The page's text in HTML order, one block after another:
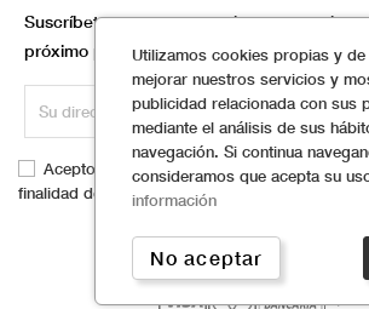
Suscríbete a nuestra newsletter y consigue
próximo pedido
Acepto facilitar mis datos, según la política
finalidad de recibir respuesta a mi solicitud de
2026 © Powered by MTH
Utilizamos cookies propias y
mejorar nuestros servicios y
publicidad relacionada con sus
mediante el análisis de sus
navegación. Si continua
consideramos que acepta su
información
No aceptar